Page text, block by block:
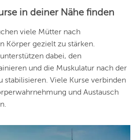
Vorschlag basierend
Hier findest du vor
allem Online-
Angebote und
Angebote außerhalb
unserer Städte.
BERLIN
MÜNCHEN
in deiner Nähe finden
viele Mütter nach
Körper gezielt zu stärken.
dabei, den
und die Muskulatur nach der
stabilisieren. Viele Kurse verbinden
und Austausch